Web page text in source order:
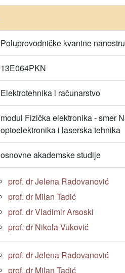
Poluprovodničke kvantne
13E064PKN
Elektrotehnika i računarstvo
modul Fizička elektronika - smer
optoelektronika i laserska tehnika
osnovne akademske studije
prof. dr Jelena Radovanović
prof. dr Milan Tadić
prof. dr Vladimir Arsoski
prof. dr Nikola Vuković
prof. dr Jelena Radovanović
prof. dr Milan Tadić